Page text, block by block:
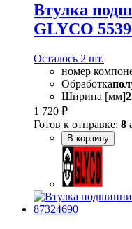
Втулка
GLYCO
Осталось 2 шт.
номер
Обработка
Ширина [мм]
1 720 ₽
Готов к отправке: 8
В корзину